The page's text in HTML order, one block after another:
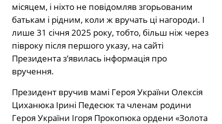
місяцем, і ніхто не повідомляв згорьованим
батькам і рідним, коли ж вручать ці нагороди. І
лише 31 січня 2025 року, тобто, більш ніж через
півроку після першого указу, на сайті
Президента з’явилась інформація про
вручення.
Президент вручив мамі Героя України Олексія
Циханюка Ірині Педесюк та членам родини
Героя України Ігоря Прокопюка ордени «Золота